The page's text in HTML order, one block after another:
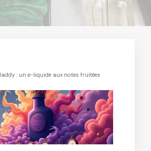
: un e-liquide aux notes fruitées